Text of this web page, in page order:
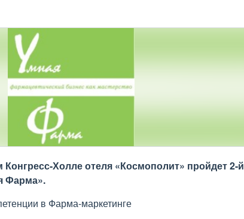
Холле отеля «Космополит» пройдет 2-й
Фарма».
в Фарма-маркетинге